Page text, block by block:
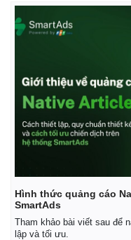
Hình thức quảng cáo
SmartAds
Tham khảo bài viết sau để
lập và tối ưu.